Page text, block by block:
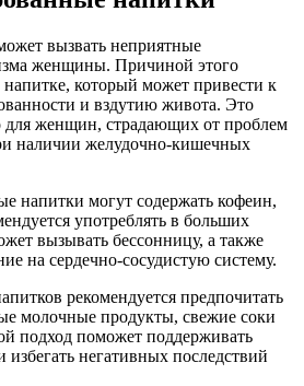
вызвать неприятные
женщины. Причиной этого
напитке, который может привести к
и вздутию живота. Это
для женщин, страдающих от проблем
наличии желудочно-кишечных
напитки могут содержать кофеин,
употреблять в больших
вызывать бессонницу, а также
на сердечно-сосудистую систему.
рекомендуется предпочитать
молочные продукты, свежие соки
подход поможет поддерживать
негативных последствий